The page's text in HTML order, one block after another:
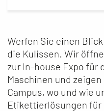
Werfen Sie einen
die Kulissen. Wir
zur In-house Expo für
Maschinen und
Campus, wo und wie
Etikettierlösungen für